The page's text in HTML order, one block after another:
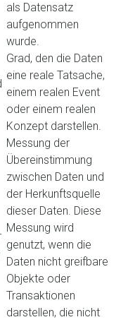
als Datensatz
aufgenommen
wurde.
Grad, den die Daten
eine reale Tatsache,
einem realen Event
oder einem realen
Konzept darstellen.
Messung der
Übereinstimmung
zwischen Daten und
der Herkunftsquelle
dieser Daten. Diese
Messung wird
genutzt, wenn die
Daten nicht greifbare
Objekte oder
Transaktionen
darstellen, die nicht